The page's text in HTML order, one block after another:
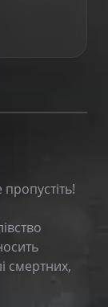
смертних,